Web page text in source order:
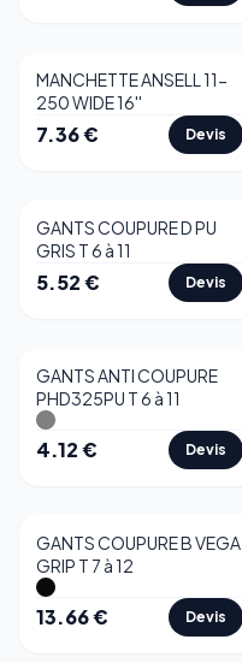
MANCHETTE ANSELL 11-
250 WIDE 16''
7.36€ Devis
GANTS COUPURE D PU
GRIS T 6 à 11
5.52€ Devis
GANTS ANTI COUPURE
PHD325PU T 6 à 11
4.12€ Devis
GANTS COUPURE B VEGA
GRIP T 7 à 12
13.66€ Devis